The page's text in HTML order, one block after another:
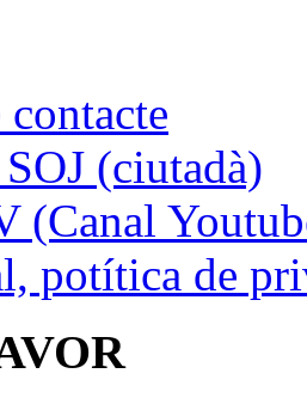
contacte
(ciutadà)
(Canal
potítica de